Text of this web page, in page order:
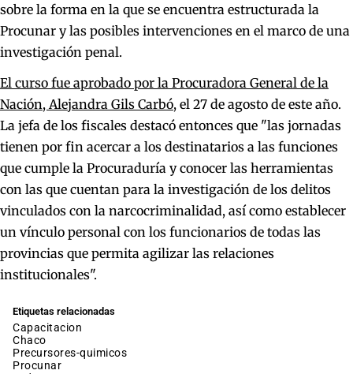
sobre la forma en la que se encuentra estructurada la
Procunar y las posibles intervenciones en el marco de una
investigación penal.
El curso fue aprobado por la Procuradora General de la
Nación, Alejandra Gils Carbó, el 27 de agosto de este año.
La jefa de los fiscales destacó entonces que "las jornadas
tienen por fin acercar a los destinatarios a las funciones
que cumple la Procuraduría y conocer las herramientas
con las que cuentan para la investigación de los delitos
vinculados con la narcocriminalidad, así como establecer
un vínculo personal con los funcionarios de todas las
provincias que permita agilizar las relaciones
institucionales".
Etiquetas relacionadas
capacitacion
chaco
precursores-quimicos
procunar